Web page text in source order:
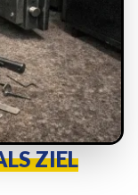
ZIEL